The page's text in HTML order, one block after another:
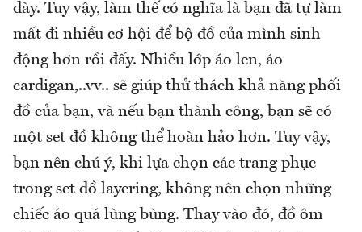
dày. Tuy vậy, làm thế có nghĩa là bạn đã tự làm
mất đi nhiều cơ hội để bộ đồ của mình sinh
động hơn rồi đấy. Nhiều lớp áo len, áo
cardigan,..vv.. sẽ giúp thử thách khả năng phối
đồ của bạn, và nếu bạn thành công, bạn sẽ có
một set đồ không thể hoàn hảo hơn. Tuy vậy,
bạn nên chú ý, khi lựa chọn các trang phục
trong set đồ layering, không nên chọn những
chiếc áo quá lùng bùng. Thay vào đó, đồ ôm